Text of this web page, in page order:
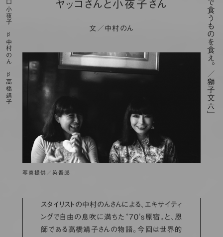
写真提供／染吾郎
ヤッコさんと小夜子さん
文／中村のん
スタイリストの中村のんさんによる、エキサイティ
ングで自由の息吹に満ちた〝70's原宿〟と、恩
師である高橋靖子さんの物語。今回は世界的
山口小夜子
中村のん
高橋靖子